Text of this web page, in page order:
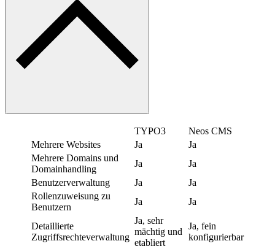
TYPO3
Neos CMS
Mehrere Websites
Ja
Ja
Mehrere Domains und
Domainhandling
Ja
Ja
Benutzerverwaltung
Ja
Ja
Rollenzuweisung zu
Benutzern
Ja Ja
Detaillierte
Zugriffsrechteverwaltung
Ja, sehr
mächtig und
etabliert
Ja, fein
konfigurierbar